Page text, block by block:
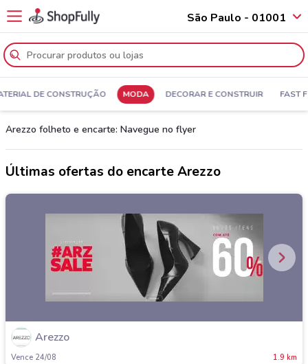
São Paulo - 01001
DE CONSTRUÇÃO MODA DECORAR E CONSTRUIR FAST
Arezzo folheto e encarte: Navegue no flyer
Últimas ofertas do encarte Arezzo
Arezzo
Vence 24/08 1.9 km